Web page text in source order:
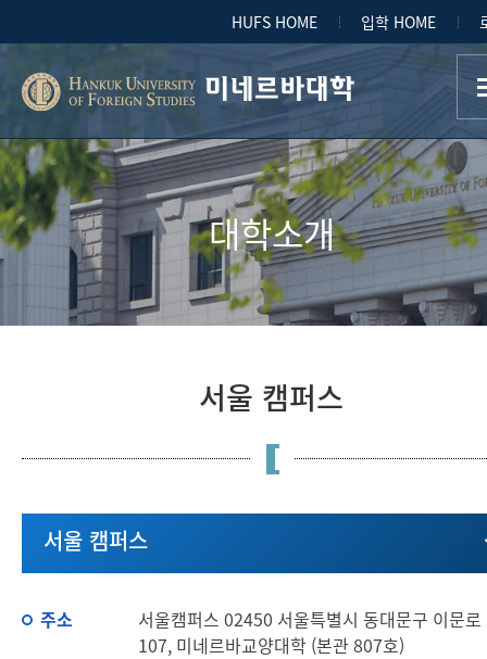
HUFS HOME 입학 HOME
미네르바대학
대학소개
서울 캠퍼스
서울 캠퍼스
주소
서울캠퍼스 02450 서울특별시 동대문구 이문로
107, 미네르바교양대학 (본관 807호)